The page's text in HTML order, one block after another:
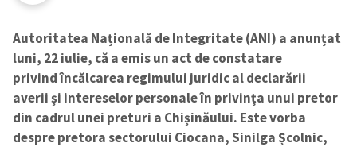
Autoritatea Națională de Integritate (ANI) a anunțat
luni, 22 iulie, că a emis un act de constatare
privind încălcarea regimului juridic al declarării
averii și intereselor personale în privința unui pretor
din cadrul unei preturi a Chișinăului. Este vorba
despre pretora sectorului Ciocana, Sinilga Școlnic,